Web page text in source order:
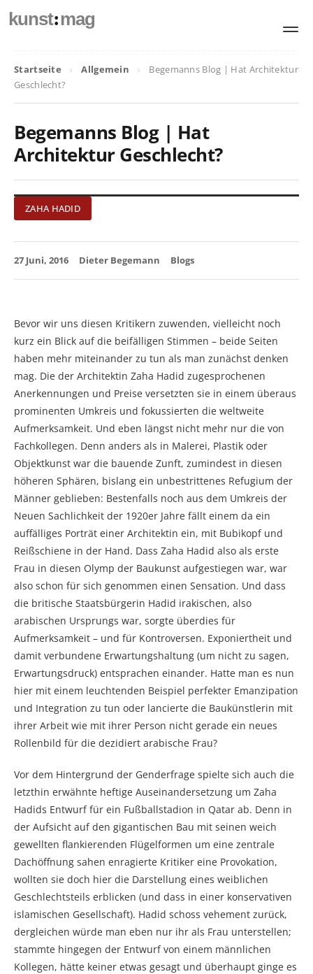
kunst:mag
Startseite Allgemein
Begemanns Blog | Hat Architektur
Geschlecht?
Begemanns Blog | Hat
Architektur Geschlecht?
ZAHA HADID
27 Juni, 2016 Dieter Begemann Blogs
Bevor wir uns diesen Kritikern zuwenden, vielleicht noch
kurz ein Blick auf die beifälligen Stimmen – beide Seiten
haben mehr miteinander zu tun als man zunächst denken
mag. Die der Architektin Zaha Hadid zugesprochenen
Anerkennungen und Preise versetzten sie in einem überaus
prominenten Umkreis und fokussierten die weltweite
Aufmerksamkeit. Und eben längst nicht mehr nur die von
Fachkollegen. Denn anders als in Malerei, Plastik oder
Objektkunst war die bauende Zunft, zumindest in diesen
höheren Sphären, bislang ein unbestrittenes Refugium der
Männer geblieben: Bestenfalls noch aus dem Umkreis der
Neuen Sachlichkeit der 1920er Jahre fällt einem da ein
auffälliges Porträt einer Architektin ein, mit Bubikopf und
Reißschiene in der Hand. Dass Zaha Hadid also als erste
Frau in diesen Olymp der Baukunst aufgestiegen war, war
also schon für sich genommen einen Sensation. Und dass
die britische Staatsbürgerin Hadid irakischen, also
arabischen Ursprungs war, sorgte überdies für
Aufmerksamkeit – und für Kontroversen. Exponiertheit und
damit verbundene Erwartungshaltung (um nicht zu sagen,
Erwartungsdruck) entsprachen einander. Hatte man es nun
hier mit einem leuchtenden Beispiel perfekter Emanzipation
und Integration zu tun oder lancierte die Baukünstlerin mit
ihrer Arbeit wie mit ihrer Person nicht gerade ein neues
Rollenbild für die dezidiert arabische Frau?
Vor dem Hintergrund der Genderfrage spielte sich auch die
letzthin erwähnte heftige Auseinandersetzung um Zaha
Hadids Entwurf für ein Fußballstadion in Qatar ab. Denn in
der Aufsicht auf den gigantischen Bau mit seinen weich
gewellten flankierenden Flügelformen um eine zentrale
Dachöffnung sahen enragierte Kritiker eine Provokation,
wollten sie doch hier die Darstellung eines weiblichen
Geschlechtsteils erblicken (und dass in einer konservativen
islamischen Gesellschaft). Hadid schoss vehement zurück,
dergleichen würde man eben nur ihr als Frau unterstellen;
stammte hingegen der Entwurf von einem männlichen
Kollegen, hätte keiner etwas gesagt und überhaupt ginge es